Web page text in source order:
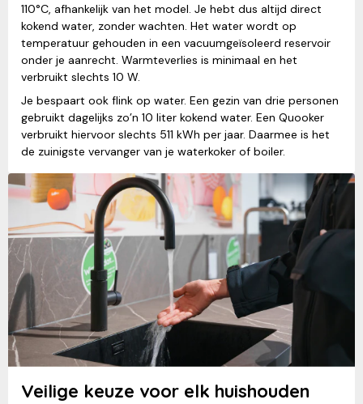
110°C, afhankelijk van het model. Je hebt dus altijd direct
kokend water, zonder wachten. Het water wordt op
temperatuur gehouden in een vacuumgeïsoleerd reservoir
onder je aanrecht. Warmteverlies is minimaal en het
verbruikt slechts 10 W.
Je bespaart ook flink op water. Een gezin van drie personen
gebruikt dagelijks zo’n 10 liter kokend water. Een Quooker
verbruikt hiervoor slechts 511 kWh per jaar. Daarmee is het
de zuinigste vervanger van je waterkoker of boiler.
Veilige keuze voor elk huishouden